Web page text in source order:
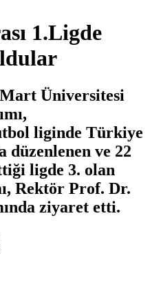
1.Ligde
Üniversitesi
liginde Türkiye
düzenlenen ve 22
ligde 3. olan
Rektör Prof. Dr.
ziyaret etti.